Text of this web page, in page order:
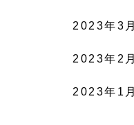
2023年3月
2023年2月
2023年1月